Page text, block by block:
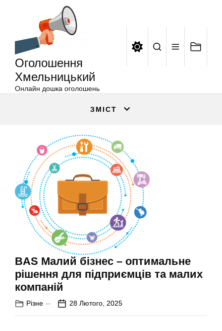
Оголошення
Хмельницький
Онлайн дошка оголошень
ЗМІСТ
BAS Малий бізнес – оптимальне
рішення для підприємців та малих
компаній
Різне 28 Лютого, 2025